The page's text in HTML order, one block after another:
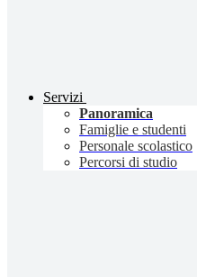
Servizi
Panoramica
Famiglie e studenti
Personale scolastico
Percorsi di studio